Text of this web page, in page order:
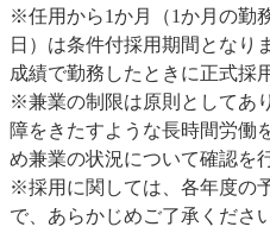
※任用から1か月（1か月の勤
日）は条件付採用期間となり
成績で勤務したときに正式採
※兼業の制限は原則としてあ
障をきたすような長時間労働
め兼業の状況について確認を
※採用に関しては、各年度の
で、あらかじめご了承くださ